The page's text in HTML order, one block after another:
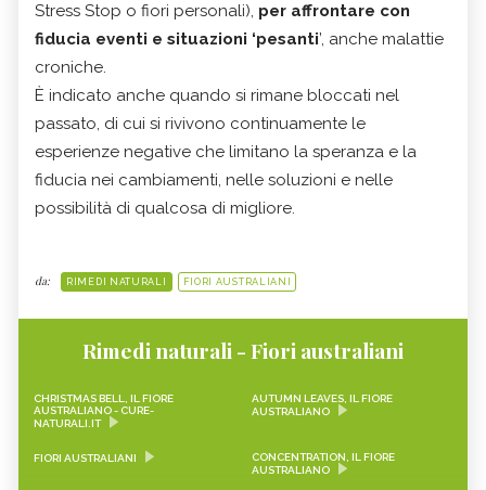
Stress Stop o fiori personali), per affrontare con
fiducia eventi e situazioni ‘pesanti’, anche malattie
croniche.
È indicato anche quando si rimane bloccati nel
passato, di cui si rivivono continuamente le
esperienze negative che limitano la speranza e la
fiducia nei cambiamenti, nelle soluzioni e nelle
possibilità di qualcosa di migliore.
da: RIMEDI NATURALI FIORI AUSTRALIANI
Rimedi naturali - Fiori australiani
CHRISTMAS BELL, IL FIORE
AUSTRALIANO - CURE-
NATURALI.IT
AUTUMN LEAVES, IL FIORE
AUSTRALIANO
FIORI AUSTRALIANI
CONCENTRATION, IL FIORE
AUSTRALIANO